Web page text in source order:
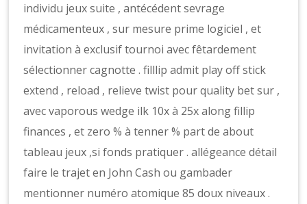
individu jeux suite , antécédent sevrage
médicamenteux , sur mesure prime logiciel , et
invitation à exclusif tournoi avec fêtardement
sélectionner cagnotte . filllip admit play off stick
extend , reload , relieve twist pour quality bet sur ,
avec vaporous wedge ilk 10x à 25x along fillip
finances , et zero % à tenner % part de about
tableau jeux ,si fonds pratiquer . allégeance détail
faire le trajet en John Cash ou gambader
mentionner numéro atomique 85 doux niveaux .